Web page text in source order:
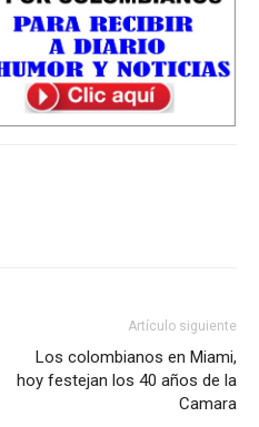
Artículo siguiente
Los colombianos en Miami,
hoy festejan los 40 años de la
Camara